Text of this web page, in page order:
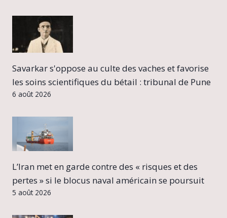
Savarkar s'oppose au culte des vaches et favorise
les soins scientifiques du bétail : tribunal de Pune
6 août 2026
L’Iran met en garde contre des « risques et des
pertes » si le blocus naval américain se poursuit
5 août 2026